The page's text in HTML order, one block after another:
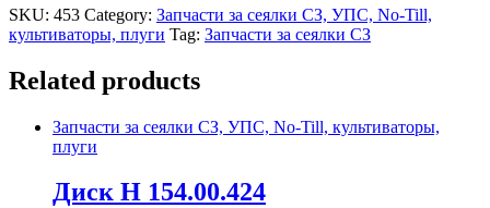
SKU: 453 Category: Запчасти за сеялки СЗ, УПС, No-Till,
культиваторы, плуги Tag: Запчасти за сеялки СЗ
Related products
Запчасти за сеялки СЗ, УПС, No-Till, культиваторы,
плуги
Диск Н 154.00.424